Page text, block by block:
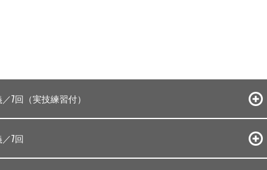
7回 （実技練習付）
7回